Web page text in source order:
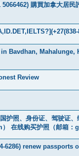
購買加拿大居民
Bavdhan, Mahalunge,
Review
照、身份证、驾驶证
） 在线购买护照（邮箱
6286) renew passports